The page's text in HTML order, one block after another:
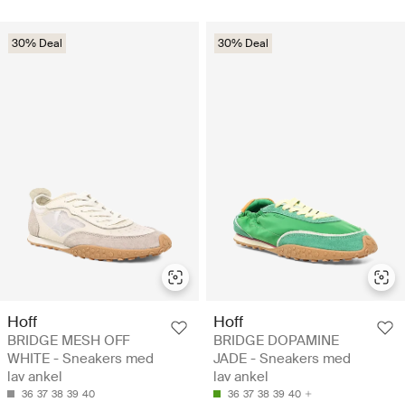
30% Deal
Hoff
BRIDGE MESH OFF
WHITE - Sneakers med
lav ankel
36 37 38 39 40
30% Deal
Hoff
BRIDGE DOPAMINE
JADE - Sneakers med
lav ankel
36 37 38 39 40